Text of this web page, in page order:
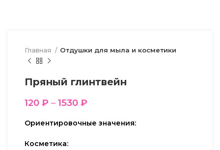
Главная Отдушки для мыла и косметики
Пряный глинтвейн
120 ₽ – 1530 ₽
Ориентировочные значения:
Косметика: